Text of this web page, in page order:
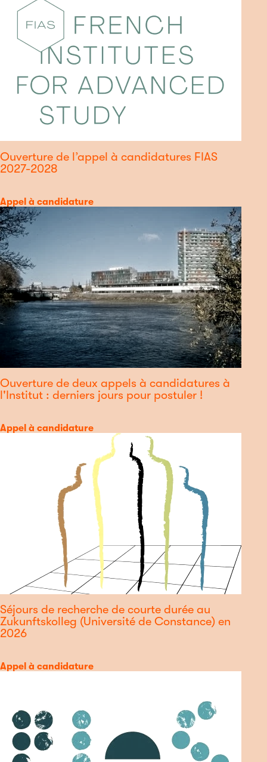
Ouverture de l’appel à candidatures FIAS
2027-2028
Catégorie
Appel à candidature
Ouverture de deux appels à candidatures à
l'Institut : derniers jours pour postuler !
Catégorie
Appel à candidature
Séjours de recherche de courte durée au
Zukunftskolleg (Université de Constance) en
2026
Catégorie
Appel à candidature